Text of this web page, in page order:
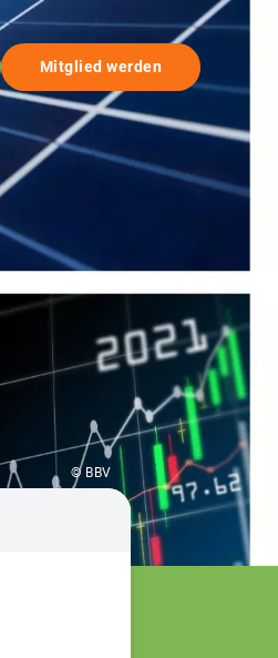
Mitglied werden
© BBV